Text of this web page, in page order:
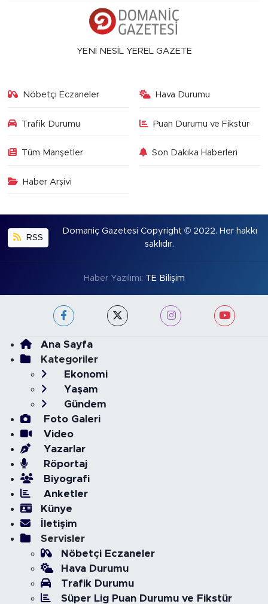
YENİ NESİL YEREL GAZETE
Nöbetçi Eczaneler Hava Durumu
Trafik Durumu Puan Durumu ve Fikstür
Tüm Manşetler Son Dakika Haberleri
Haber Arşivi
RSS
Domaniç Gazetesi Copyright © 2022. Her hakkı
saklıdır.
Haber Yazılımı: TE Bilişim
Ana Sayfa
Kategoriler
Ekonomi
Yaşam
Gündem
Foto Galeri
Video
Yazarlar
Röportaj
Biyografi
Anketler
Künye
İletişim
Servisler
Nöbetçi Eczaneler
Hava Durumu
Trafik Durumu
Süper Lig Puan Durumu ve Fikstür